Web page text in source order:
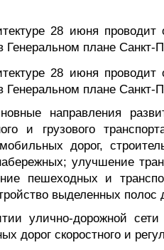
28 июня
плане Санкт-
28 июня
плане Санкт-
направления
и грузового
дорог,
улучшение
пешеходных и
выделенных полос
улично-дорожной
дорог скоростного и